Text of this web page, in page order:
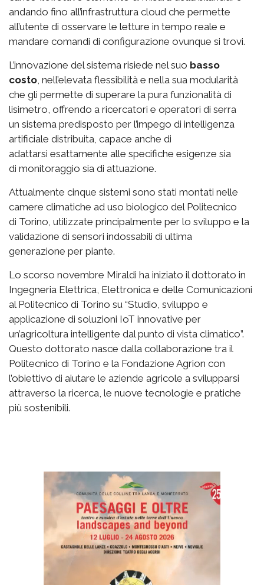
andando fino all’infrastruttura cloud che permette
all’utente di osservare le letture in tempo reale e
mandare comandi di configurazione ovunque si trovi.
L’innovazione del sistema risiede nel suo basso
costo, nell’elevata flessibilità e nella sua modularità
che gli permette di superare la pura funzionalità di
lisimetro, offrendo a ricercatori e operatori di serra
un sistema predisposto per l’impego di intelligenza
artificiale distribuita, capace anche di
adattarsi esattamente alle specifiche esigenze sia
di monitoraggio sia di attuazione.
Attualmente cinque sistemi sono stati montati nelle
camere climatiche ad uso biologico del Politecnico
di Torino, utilizzate principalmente per lo sviluppo e la
validazione di sensori indossabili di ultima
generazione per piante.
Lo scorso novembre Miraldi ha iniziato il dottorato in
Ingegneria Elettrica, Elettronica e delle Comunicazioni
al Politecnico di Torino su “Studio, sviluppo e
applicazione di soluzioni IoT innovative per
un’agricoltura intelligente dal punto di vista climatico”.
Questo dottorato nasce dalla collaborazione tra il
Politecnico di Torino e la Fondazione Agrion con
l’obiettivo di aiutare le aziende agricole a svilupparsi
attraverso la ricerca, le nuove tecnologie e pratiche
più sostenibili.